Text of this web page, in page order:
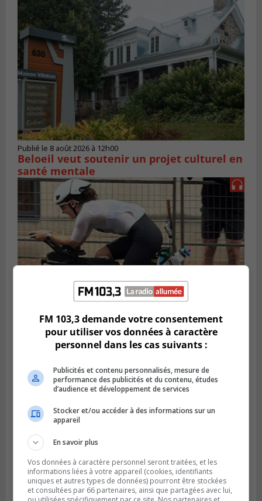
Publié le 8 août 2026 à 12h00
Beloeil veut soutenir un projet culturel en
santé mentale
SAINT-LAMBERT
Publié le 5 août 2026 à 08h23
De la fibrose kystique à l’Ironman : le
FM 103,3 demande votre consentement
pour utiliser vos données à caractère
personnel dans les cas suivants :
Publicités et contenu personnalisés, mesure de
performance des publicités et du contenu, études
d’audience et développement de services
Stocker et/ou accéder à des informations sur un
appareil
En savoir plus
Vos données à caractère personnel seront traitées, et les
informations liées à votre appareil (cookies, identifiants
uniques et autres types de données) pourront être stockées
et consultées par 66 partenaires, ainsi que partagées avec lui,